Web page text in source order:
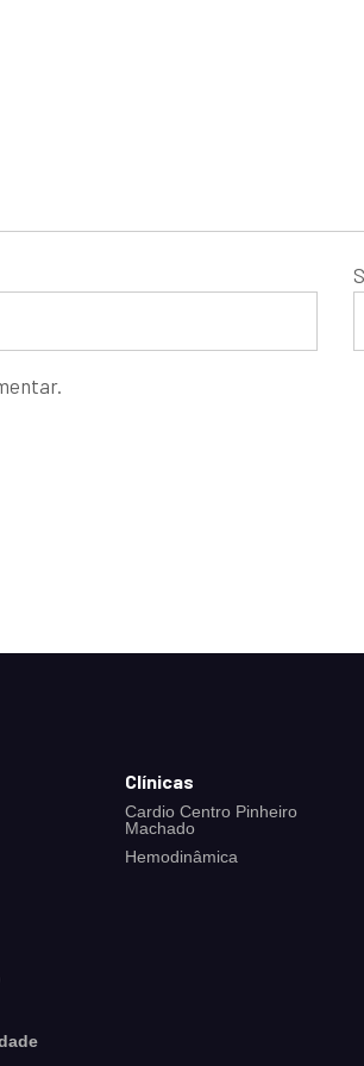
Clínicas
Cardio Centro Pinheiro
Machado
Hemodinâmica